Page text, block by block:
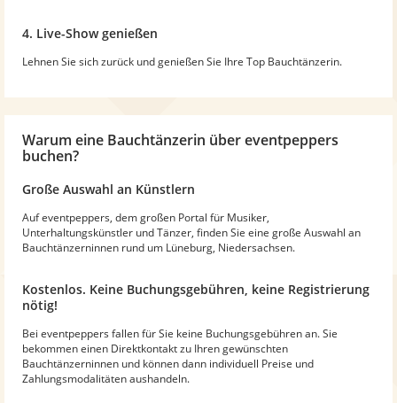
4. Live-Show genießen
Lehnen Sie sich zurück und genießen Sie Ihre Top Bauchtänzerin.
Warum eine Bauchtänzerin über eventpeppers
buchen?
Große Auswahl an Künstlern
Auf eventpeppers, dem großen Portal für Musiker,
Unterhaltungskünstler und Tänzer, finden Sie eine große Auswahl an
Bauchtänzerninnen rund um Lüneburg, Niedersachsen.
Kostenlos. Keine Buchungsgebühren, keine Registrierung
nötig!
Bei eventpeppers fallen für Sie keine Buchungsgebühren an. Sie
bekommen einen Direktkontakt zu Ihren gewünschten
Bauchtänzerninnen und können dann individuell Preise und
Zahlungsmodalitäten aushandeln.